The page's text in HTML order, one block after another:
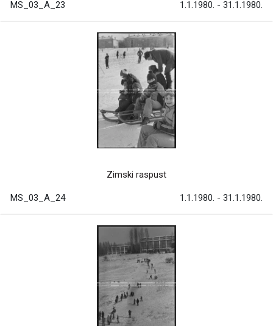
MS_03_A_23 1.1.1980. - 31.1.1980.
Zimski raspust
MS_03_A_24 1.1.1980. - 31.1.1980.